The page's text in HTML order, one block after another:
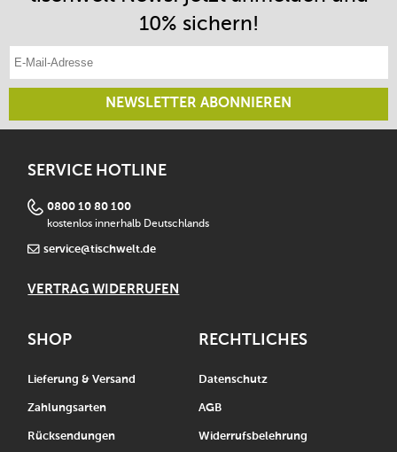
10% sichern!
E-Mail-Adresse eintragen
NEWSLETTER ABONNIEREN
SERVICE HOTLINE
0800 10 80 100
kostenlos innerhalb Deutschlands
service@tischwelt.de
VERTRAG WIDERRUFEN
SHOP
Lieferung & Versand
Zahlungsarten
Rücksendungen
RECHTLICHES
Datenschutz
AGB
Widerrufsbelehrung